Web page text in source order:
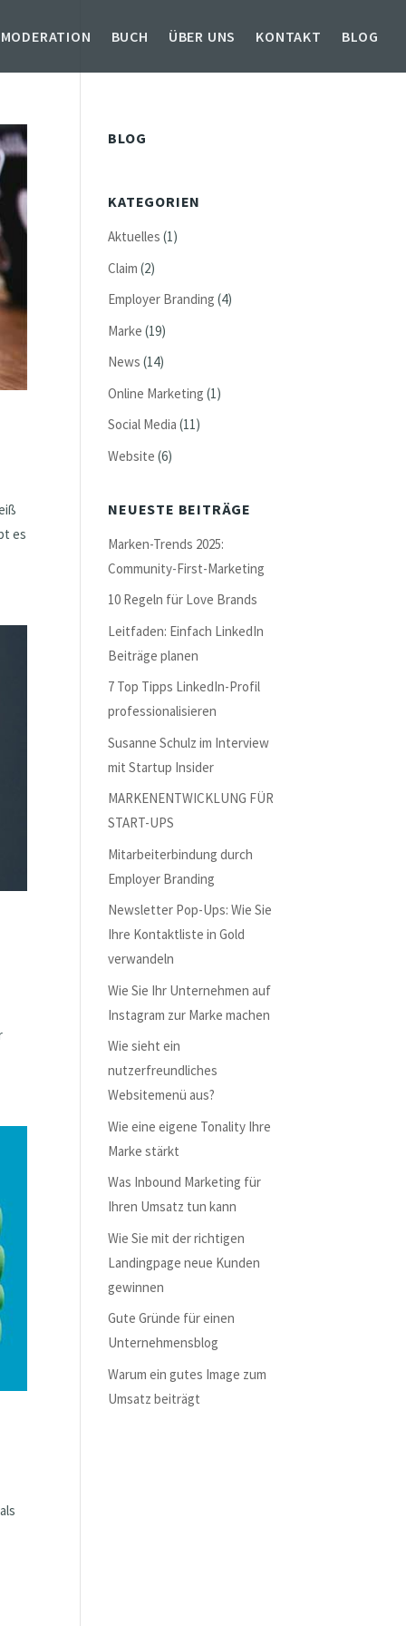
BUCH ÜBER UNS KONTAKT BLOG
es
BLOG
KATEGORIEN
Aktuelles (1)
Claim (2)
Employer Branding (4)
Marke (19)
News (14)
Online Marketing (1)
Social Media (11)
Website (6)
NEUESTE BEITRÄGE
Marken-Trends 2025:
Community-First-Marketing
10 Regeln für Love Brands
Leitfaden: Einfach LinkedIn
Beiträge planen
7 Top Tipps LinkedIn-Profil
professionalisieren
Susanne Schulz im Interview
mit Startup Insider
MARKENENTWICKLUNG FÜR
START-UPS
Mitarbeiterbindung durch
Employer Branding
Newsletter Pop-Ups: Wie Sie
Ihre Kontaktliste in Gold
verwandeln
Wie Sie Ihr Unternehmen auf
Instagram zur Marke machen
Wie sieht ein
nutzerfreundliches
Websitemenü aus?
Wie eine eigene Tonality Ihre
Marke stärkt
Was Inbound Marketing für
Ihren Umsatz tun kann
Wie Sie mit der richtigen
Landingpage neue Kunden
gewinnen
Gute Gründe für einen
Unternehmensblog
Warum ein gutes Image zum
Umsatz beiträgt